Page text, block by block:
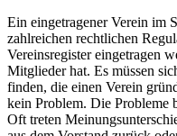
Ein eingetragener Verein im
zahlreichen rechtlichen
Vereinsregister eingetragen
Mitglieder hat. Es müssen
finden, die einen Verein
kein Problem. Die Probleme
Oft treten